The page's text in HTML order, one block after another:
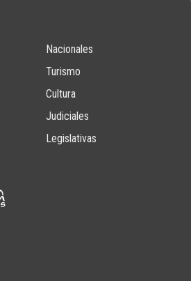
Nacionales
Turismo
Cultura
Judiciales
Legislativas